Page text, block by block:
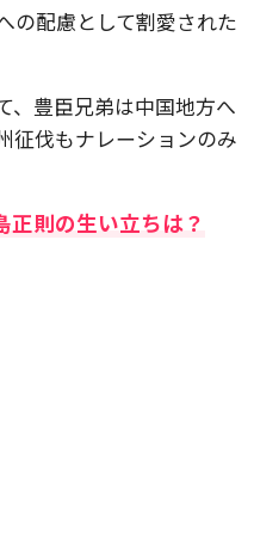
の配慮として割愛された
、豊臣兄弟は中国地方へ
征伐もナレーションのみ
正則の生い立ちは？